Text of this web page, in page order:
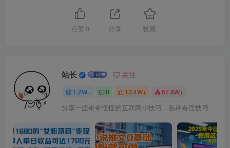
点赞 0 分享 收藏
站长 关注
1.2W+ 0 13.4W+ 67.8W+
分享一些奇奇怪怪的互联网小技巧，各种奇淫技巧都在本站。